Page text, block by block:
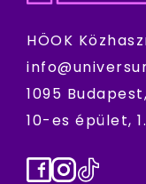
HÖOK
1095
10-es épület,
Facebook
TikTok